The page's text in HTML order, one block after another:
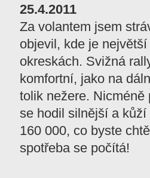
25.4.2011
Za volantem jsem
objevil, kde je
okreskách. Svižná
komfortní, jako na
tolik nežere.
se hodil silnější a
160 000, co byste
spotřeba se počítá!